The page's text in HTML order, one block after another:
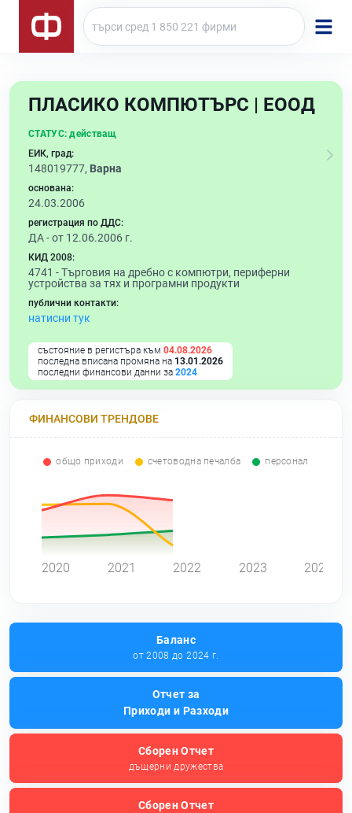
ПЛАСИКО КОМПЮТЪРС | ЕООД
СТАТУС: действащ
ЕИК, град:
148019777, Варна
основана:
24.03.2006
регистрация по ДДС:
ДА - от 12.06.2006 г.
КИД 2008:
4741 -Търговия на дребно с компютри, периферни
устройства за тях и програмни продукти
публични контакти:
натисни тук
състояние в регистъра към 04.08.2026
последна вписана промяна на 13.01.2026
последни финансови данни за 2024
ФИНАНСОВИ ТРЕНДОВЕ
общо приходи счетоводна печалба персонал
2020 2021 2022 2023 2024
Баланс
от 2008 до 2024 г.
Отчет за
Приходи и Разходи
Сборен Отчет
дъщерни дружества
Сборен Отчет